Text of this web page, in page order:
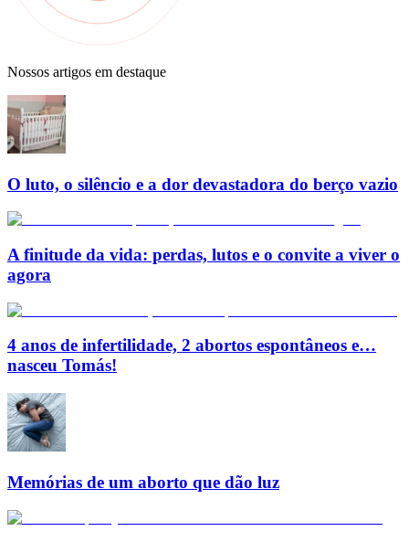
Nossos artigos em destaque
O luto, o silêncio e a dor devastadora do berço vazio
A finitude da vida: perdas, lutos e o convite a viver o
agora
4 anos de infertilidade, 2 abortos espontâneos e…
nasceu Tomás!
Memórias de um aborto que dão luz